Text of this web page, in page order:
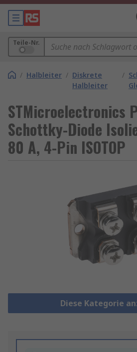
Teile-Nr.
/ Halbleiter / Diskrete
Halbleiter
/
STMicroelectronics
Schottky-Diode
80 A, 4-Pin ISOTOP
Diese Kategorie